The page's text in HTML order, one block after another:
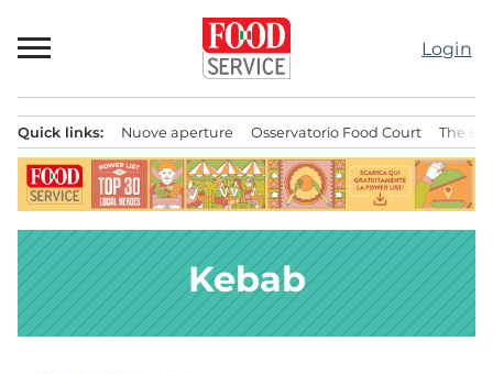
al
contenuto
Login
principale
Quick links: Nuove aperture Osservatorio Food Court The
Kebab